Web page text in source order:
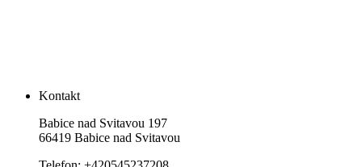
Kontakt
Babice nad Svitavou 197
66419 Babice nad Svitavou